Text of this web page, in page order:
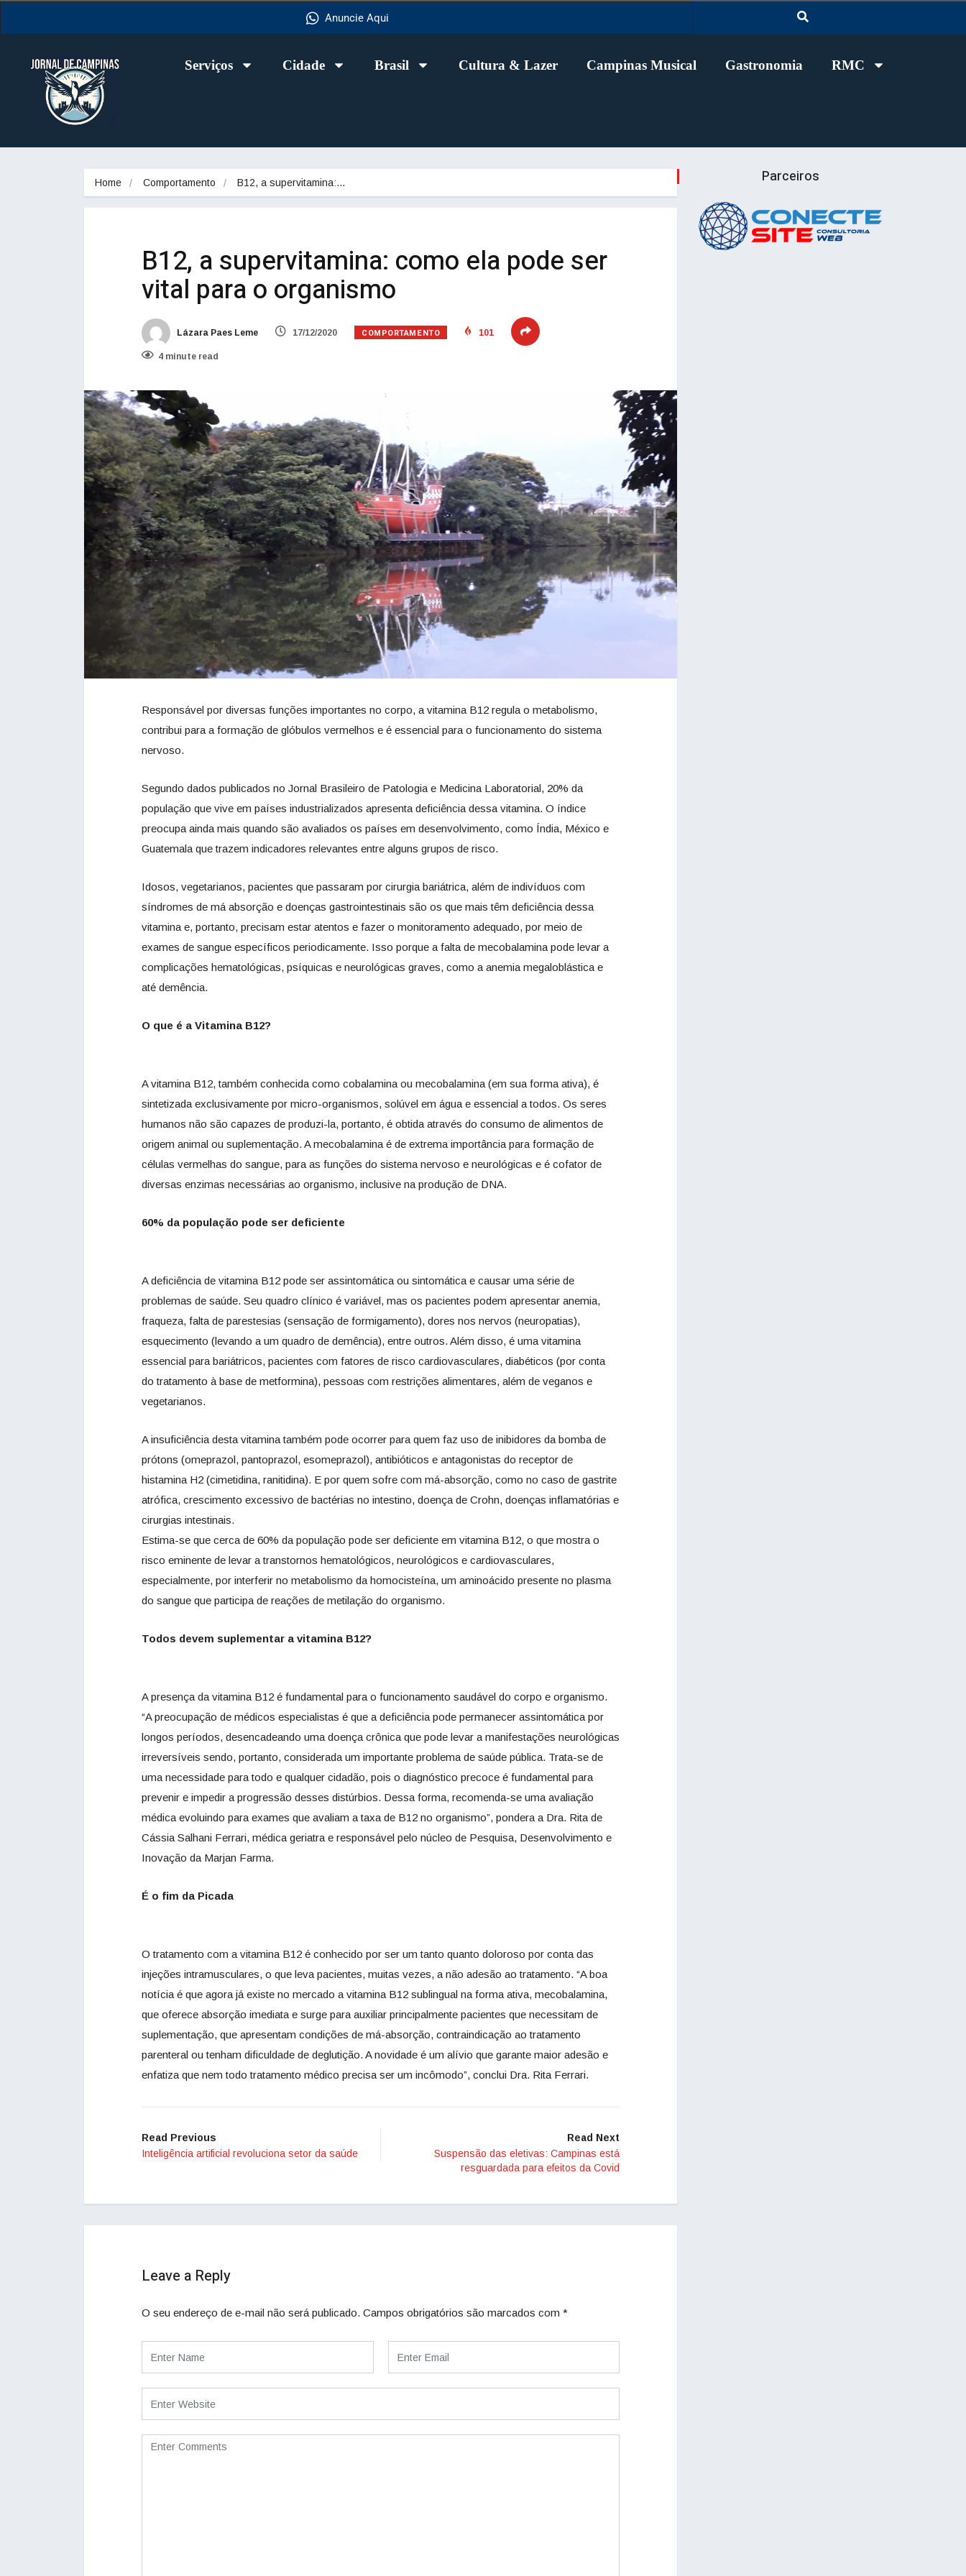
Anuncie Aqui
Serviços Cidade Brasil Cultura & Lazer Campinas Musical Gastronomia RMC
Home Comportamento B12, a supervitamina:…
B12, a supervitamina: como ela pode ser
vital para o organismo
Lázara Paes Leme 17/12/2020 COMPORTAMENTO 101
4 minute read
Responsável por diversas funções importantes no corpo, a vitamina B12 regula o metabolismo,
contribui para a formação de glóbulos vermelhos e é essencial para o funcionamento do sistema
nervoso.
Segundo dados publicados no Jornal Brasileiro de Patologia e Medicina Laboratorial, 20% da
população que vive em países industrializados apresenta deficiência dessa vitamina. O índice
preocupa ainda mais quando são avaliados os países em desenvolvimento, como Índia, México e
Guatemala que trazem indicadores relevantes entre alguns grupos de risco.
Idosos, vegetarianos, pacientes que passaram por cirurgia bariátrica, além de indivíduos com
síndromes de má absorção e doenças gastrointestinais são os que mais têm deficiência dessa
vitamina e, portanto, precisam estar atentos e fazer o monitoramento adequado, por meio de
exames de sangue específicos periodicamente. Isso porque a falta de mecobalamina pode levar a
complicações hematológicas, psíquicas e neurológicas graves, como a anemia megaloblástica e
até demência.
O que é a Vitamina B12?
A vitamina B12, também conhecida como cobalamina ou mecobalamina (em sua forma ativa), é
sintetizada exclusivamente por micro-organismos, solúvel em água e essencial a todos. Os seres
humanos não são capazes de produzi-la, portanto, é obtida através do consumo de alimentos de
origem animal ou suplementação. A mecobalamina é de extrema importância para formação de
células vermelhas do sangue, para as funções do sistema nervoso e neurológicas e é cofator de
diversas enzimas necessárias ao organismo, inclusive na produção de DNA.
60% da população pode ser deficiente
A deficiência de vitamina B12 pode ser assintomática ou sintomática e causar uma série de
problemas de saúde. Seu quadro clínico é variável, mas os pacientes podem apresentar anemia,
fraqueza, falta de parestesias (sensação de formigamento), dores nos nervos (neuropatias),
esquecimento (levando a um quadro de demência), entre outros. Além disso, é uma vitamina
essencial para bariátricos, pacientes com fatores de risco cardiovasculares, diabéticos (por conta
do tratamento à base de metformina), pessoas com restrições alimentares, além de veganos e
vegetarianos.
A insuficiência desta vitamina também pode ocorrer para quem faz uso de inibidores da bomba de
prótons (omeprazol, pantoprazol, esomeprazol), antibióticos e antagonistas do receptor de
histamina H2 (cimetidina, ranitidina). E por quem sofre com má-absorção, como no caso de gastrite
atrófica, crescimento excessivo de bactérias no intestino, doença de Crohn, doenças inflamatórias e
cirurgias intestinais.
Estima-se que cerca de 60% da população pode ser deficiente em vitamina B12, o que mostra o
risco eminente de levar a transtornos hematológicos, neurológicos e cardiovasculares,
especialmente, por interferir no metabolismo da homocisteína, um aminoácido presente no plasma
do sangue que participa de reações de metilação do organismo.
Todos devem suplementar a vitamina B12?
A presença da vitamina B12 é fundamental para o funcionamento saudável do corpo e organismo.
“A preocupação de médicos especialistas é que a deficiência pode permanecer assintomática por
longos períodos, desencadeando uma doença crônica que pode levar a manifestações neurológicas
irreversíveis sendo, portanto, considerada um importante problema de saúde pública. Trata-se de
uma necessidade para todo e qualquer cidadão, pois o diagnóstico precoce é fundamental para
prevenir e impedir a progressão desses distúrbios. Dessa forma, recomenda-se uma avaliação
médica evoluindo para exames que avaliam a taxa de B12 no organismo”, pondera a Dra. Rita de
Cássia Salhani Ferrari, médica geriatra e responsável pelo núcleo de Pesquisa, Desenvolvimento e
Inovação da Marjan Farma.
É o fim da Picada
O tratamento com a vitamina B12 é conhecido por ser um tanto quanto doloroso por conta das
injeções intramusculares, o que leva pacientes, muitas vezes, a não adesão ao tratamento. “A boa
notícia é que agora já existe no mercado a vitamina B12 sublingual na forma ativa, mecobalamina,
que oferece absorção imediata e surge para auxiliar principalmente pacientes que necessitam de
suplementação, que apresentam condições de má-absorção, contraindicação ao tratamento
parenteral ou tenham dificuldade de deglutição. A novidade é um alívio que garante maior adesão e
enfatiza que nem todo tratamento médico precisa ser um incômodo”, conclui Dra. Rita Ferrari.
Read Previous
Inteligência artificial revoluciona setor da saúde
Read Next
Suspensão das eletivas: Campinas está
resguardada para efeitos da Covid
Leave a Reply
O seu endereço de e-mail não será publicado. Campos obrigatórios são marcados com *
Parceiros